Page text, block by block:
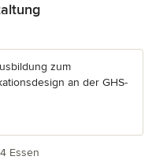
5 Sternen
zum
an der GHS-
Essen